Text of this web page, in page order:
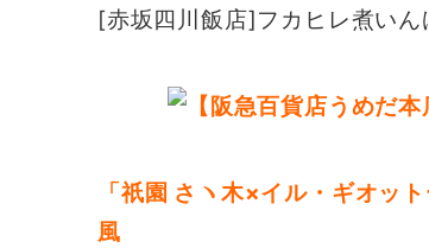
[赤坂四川飯店]フカヒレ煮い
「祇園 さヽ木×イル・ギオッ
風